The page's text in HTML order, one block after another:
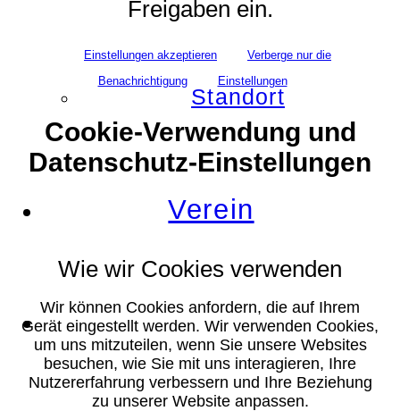
Standort
Verein
Suche
Freigaben ein.
Einstellungen akzeptieren
Verberge nur die
Benachrichtigung
Einstellungen
Cookie-Verwendung und
Datenschutz-Einstellungen
Wie wir Cookies verwenden
Wir können Cookies anfordern, die auf Ihrem
Gerät eingestellt werden. Wir verwenden Cookies,
um uns mitzuteilen, wenn Sie unsere Websites
besuchen, wie Sie mit uns interagieren, Ihre
Nutzererfahrung verbessern und Ihre Beziehung
zu unserer Website anpassen.